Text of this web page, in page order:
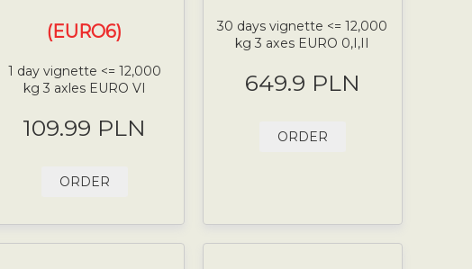
(EURO6)
1 day vignette <= 12,000
kg 3 axles EURO VI
109.99 PLN
ORDER
30 days vignette <= 12,000
kg 3 axes EURO 0,I,II
649.9 PLN
ORDER